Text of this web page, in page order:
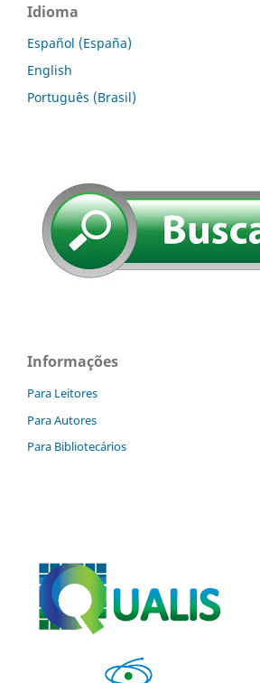
Idioma
Español (España)
English
Português (Brasil)
Informações
Para Leitores
Para Autores
Para Bibliotecários